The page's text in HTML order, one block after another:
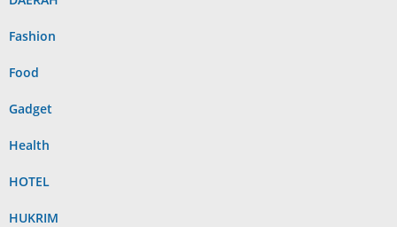
Fashion
Food
Gadget
Health
HOTEL
HUKRIM